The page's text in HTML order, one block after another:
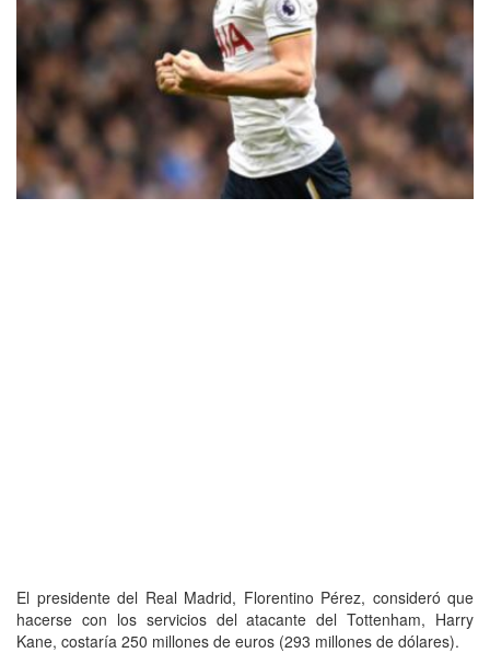
El presidente del Real Madrid, Florentino Pérez, consideró que
hacerse con los servicios del atacante del Tottenham, Harry
Kane, costaría 250 millones de euros (293 millones de dólares).